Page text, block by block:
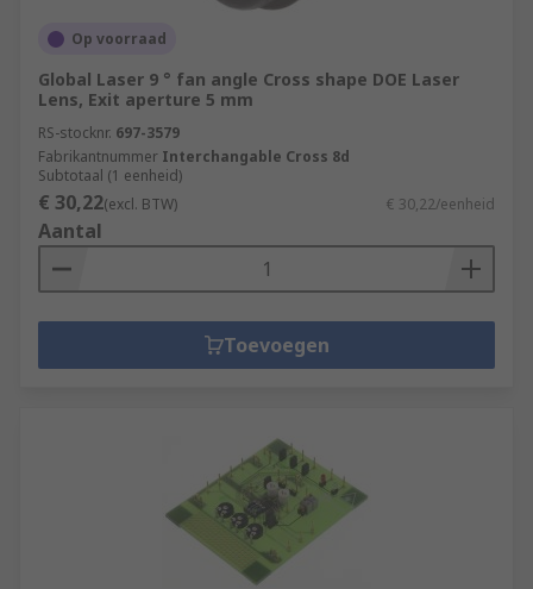
Op voorraad
Global Laser 9 ° fan angle Cross shape DOE Laser
Lens, Exit aperture 5 mm
RS-stocknr. 697-3579
Fabrikantnummer Interchangable Cross 8d
Subtotaal (1 eenheid)
€ 30,22(excl. BTW) € 30,22/eenheid
Aantal
Toevoegen